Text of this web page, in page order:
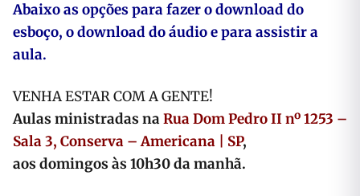
Abaixo as opções para fazer o download do
esboço, o download do áudio e para assistir a
aula.
VENHA ESTAR COM A GENTE!
Aulas ministradas naRua Dom Pedro II nº 1253 –
Sala 3, Conserva – Americana | SP,
aos domingos às 10h30 da manhã.